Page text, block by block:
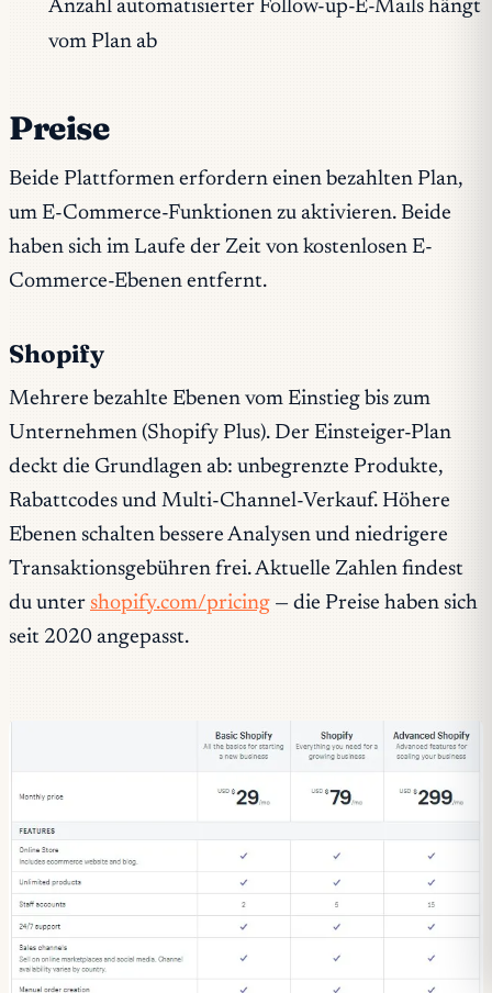
Anzahl automatisierter Follow-up-E-Mails hängt
vom Plan ab
Preise
Beide Plattformen erfordern einen bezahlten Plan,
um E-Commerce-Funktionen zu aktivieren. Beide
haben sich im Laufe der Zeit von kostenlosen E-
Commerce-Ebenen entfernt.
Shopify
Mehrere bezahlte Ebenen vom Einstieg bis zum
Unternehmen (Shopify Plus). Der Einsteiger-Plan
deckt die Grundlagen ab: unbegrenzte Produkte,
Rabattcodes und Multi-Channel-Verkauf. Höhere
Ebenen schalten bessere Analysen und niedrigere
Transaktionsgebühren frei. Aktuelle Zahlen findest
du unter shopify.com/pricing — die Preise haben sich
seit 2020 angepasst.